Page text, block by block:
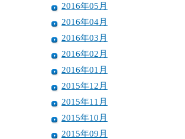
2016年05月
2016年04月
2016年03月
2016年02月
2016年01月
2015年12月
2015年11月
2015年10月
2015年09月